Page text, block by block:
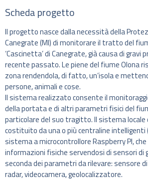
Scheda progetto
Il progetto nasce dalla necessità della
Canegrate (MI) di monitorare il tratto del
‘Cascinetta’ di Canegrate, già causa di gravi
recente passato. Le piene del fiume Olona
zona rendendola, di fatto, un’isola e
persone, animali e cose.
Il sistema realizzato consente il
della portata e di altri parametri fisici del
particolare del suo tragitto. Il sistema locale
costituito da una o più centraline intelligenti
sistema a microcontrollore Raspberry PI,
informazioni fisiche servendosi di sensori di
seconda dei parametri da rilevare: sensore
radar, videocamera, geolocalizzatore.